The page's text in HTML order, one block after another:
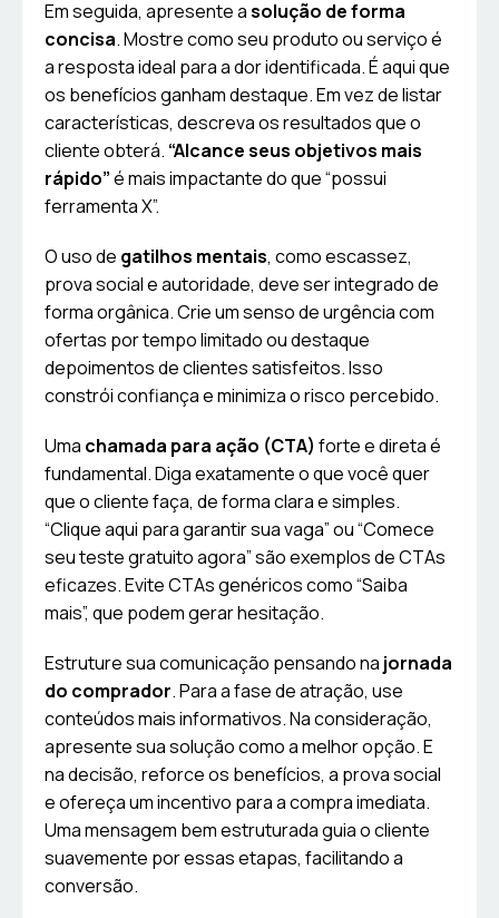
Em seguida, apresente asolução de forma
concisa. Mostre como seu produto ou serviço é
a resposta ideal para a dor identificada. É aqui que
os benefícios ganham destaque. Em vez de listar
características, descreva os resultados que o
cliente obterá. “Alcance seus objetivos mais
rápido”é mais impactante do que “possui
ferramenta X”.
O uso de gatilhos mentais, como escassez,
prova social e autoridade, deve ser integrado de
forma orgânica. Crie um senso de urgência com
ofertas por tempo limitado ou destaque
depoimentos de clientes satisfeitos. Isso
constrói confiança e minimiza o risco percebido.
Uma chamada para ação (CTA) forte e direta é
fundamental. Diga exatamente o que você quer
que o cliente faça, de forma clara e simples.
“Clique aqui para garantir sua vaga” ou “Comece
seu teste gratuito agora” são exemplos de CTAs
eficazes. Evite CTAs genéricos como “Saiba
mais”, que podem gerar hesitação.
Estruture sua comunicação pensando na jornada
do comprador. Para a fase de atração, use
conteúdos mais informativos. Na consideração,
apresente sua solução como a melhor opção. E
na decisão, reforce os benefícios, a prova social
e ofereça um incentivo para a compra imediata.
Uma mensagem bem estruturada guia o cliente
suavemente por essas etapas, facilitando a
conversão.